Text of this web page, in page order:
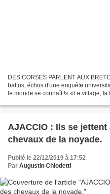
DES CORSES PARLENT AUX
battus, échos d'une enquête
le monde se connaît !» «Le village,
AJACCIO : Ils se
chevaux de la noyade.
Publié le 22/12/2019 à 17:52
Par Augustin Chiodetti